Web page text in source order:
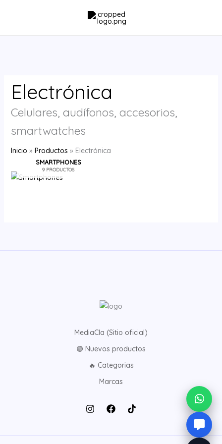
Electrónica
Celulares, audífonos, accesorios,
smartwatches
Inicio Productos Electrónica
SMARTPHONES
9 PRODUCTOS
MediaCla (Sitio oficial)
🟢 Nuevos productos
🔥 Categorias
Marcas